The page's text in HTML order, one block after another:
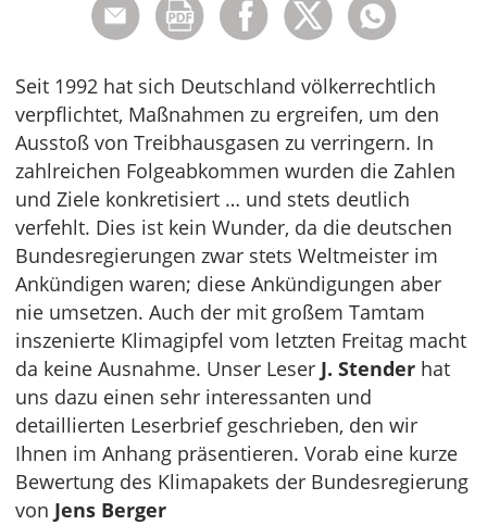
Seit 1992 hat sich Deutschland völkerrechtlich
verpflichtet, Maßnahmen zu ergreifen, um den
Ausstoß von Treibhausgasen zu verringern. In
zahlreichen Folgeabkommen wurden die Zahlen
und Ziele konkretisiert … und stets deutlich
verfehlt. Dies ist kein Wunder, da die deutschen
Bundesregierungen zwar stets Weltmeister im
Ankündigen waren; diese Ankündigungen aber
nie umsetzen. Auch der mit großem Tamtam
inszenierte Klimagipfel vom letzten Freitag macht
da keine Ausnahme. Unser Leser J. Stender hat
uns dazu einen sehr interessanten und
detaillierten Leserbrief geschrieben, den wir
Ihnen im Anhang präsentieren. Vorab eine kurze
Bewertung des Klimapakets der Bundesregierung
von Jens Berger